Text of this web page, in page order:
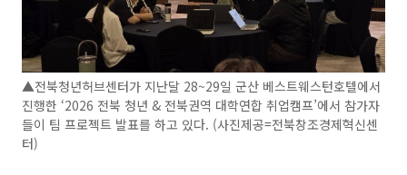
▲전북청년허브센터가 지난달 28~29일 군산 베스트웨스턴호텔에서
진행한 ‘2026 전북 청년 & 전북권역 대학연합 취업캠프’에서 참가자
들이 팀 프로젝트 발표를 하고 있다. (사진제공=전북창조경제혁신센
터)